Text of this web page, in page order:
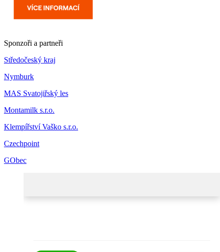
Sponzoři a partneři
Středočeský kraj
Nymburk
MAS Svatojiřský les
Montamilk s.r.o.
Klempířství Vaško s.r.o.
Czechpoint
GObec